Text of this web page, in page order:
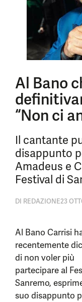
Al Bano
“Non ci
Il cantante
disappunto
Amadeus e
Festival di
DI REDAZIONE23
Al Bano Carrisi
recentemente
di non voler più
partecipare al
Sanremo,
suo disappunto